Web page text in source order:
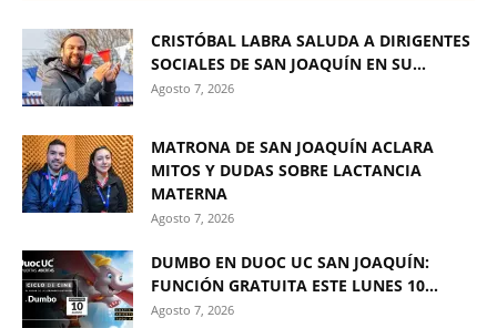
CRISTÓBAL LABRA SALUDA A DIRIGENTES
SOCIALES DE SAN JOAQUÍN EN SU...
Agosto 7, 2026
MATRONA DE SAN JOAQUÍN ACLARA
MITOS Y DUDAS SOBRE LACTANCIA
MATERNA
Agosto 7, 2026
DUMBO EN DUOC UC SAN JOAQUÍN:
FUNCIÓN GRATUITA ESTE LUNES 10...
Agosto 7, 2026